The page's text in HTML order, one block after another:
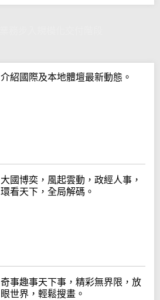
介紹國際及本地體壇最新動態。
大國博奕，風起雲動，政經人事，
環看天下，全局解碼。
奇事趣事天下事，精彩無界限，放
眼世界，輕鬆搜畫。